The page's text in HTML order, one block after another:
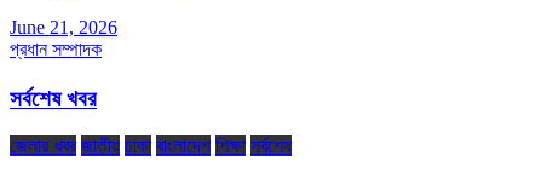
June 21, 2026
প্রধান সম্পাদক
সর্বশেষ খবর
জেলার খবর জাতীয় ঢাকা বাংলাদেশ শিক্ষা সর্বশেষ